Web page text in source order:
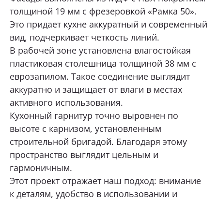
толщиной 19 мм с фрезеровкой «Рамка 50».
Это придает кухне аккуратный и современный
вид, подчеркивает четкость линий.
В рабочей зоне установлена влагостойкая
пластиковая столешница толщиной 38 мм с
еврозапилом. Такое соединение выглядит
аккуратно и защищает от влаги в местах
активного использования.
Кухонный гарнитур точно выровнен по
высоте с карнизом, установленным
строительной бригадой. Благодаря этому
пространство выглядит цельным и
гармоничным.
Этот проект отражает наш подход: внимание
к деталям, удобство в использовании и
ОТПРАВИТЬ
Нажимая кнопку «Отправить», я даю свое согласие
на обработку моих персональных данных, в соответствии с
Федеральным законом от 27.07.2006 года № 152-ФЗ
«О персональных данных», на условиях и для целей,
определенных вСогласии на обработку персональных данных *